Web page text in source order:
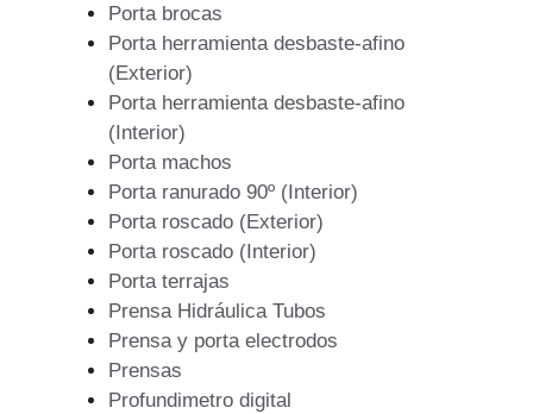
Porta brocas
Porta herramienta desbaste-afino
(Exterior)
Porta herramienta desbaste-afino
(Interior)
Porta machos
Porta ranurado 90º (Interior)
Porta roscado (Exterior)
Porta roscado (Interior)
Porta terrajas
Prensa Hidráulica Tubos
Prensa y porta electrodos
Prensas
Profundimetro digital